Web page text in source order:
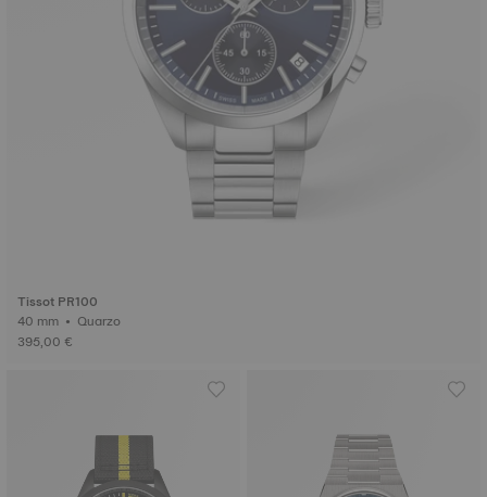
Tissot PR100
40 mm • Quarzo
395,00 €